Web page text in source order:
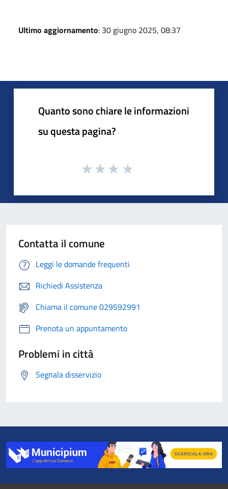
Ultimo aggiornamento: 30 giugno 2025, 08:37
Quanto sono chiare le informazioni
su questa pagina?
Contatta il comune
Leggi le domande frequenti
Richiedi Assistenza
Chiama il comune 029592991
Prenota un appuntamento
Problemi in città
Segnala disservizio